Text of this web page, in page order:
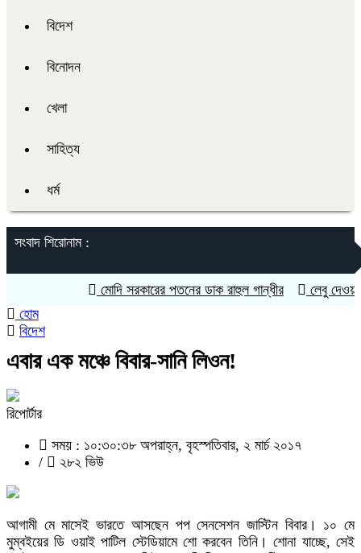
বিদেশ
বিনোদন
খেলা
সাহিত্য
ধর্ম
সংবাদ শিরোনাম :
মোদি সরকারের পতনের ডাক রাহুল গান্ধীর লেবু দেওয়ার
হোম
বিদেশ
এবার এক মঞ্চে বিবার-সানি লিওন!
রিপোর্টার
সময় : ১০:৩০:৩৮ অপরাহ্ন, বৃহস্পতিবার, ২ মার্চ ২০১৭
/
২৮২ ভিউ
আগামী মে মাসেই ভারতে আসছেন পপ সেনসেশন জাস্টিন বিবার। ১০ মে
মুম্বইয়ের ডি ওয়াই পাটিল স্টেডিয়ামে শো করবেন তিনি। শোনা যাচ্ছে, সেই